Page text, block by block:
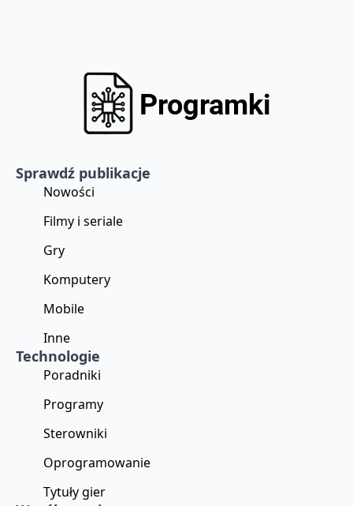
Sprawdź publikacje
Nowości
Filmy i seriale
Gry
Komputery
Mobile
Inne
Technologie
Poradniki
Programy
Sterowniki
Oprogramowanie
Tytuły gier